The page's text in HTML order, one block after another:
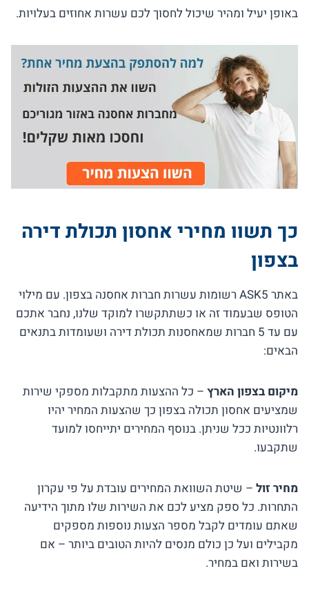
באופן יעיל ומהיר שיכול לחסוך לכם עשרות אחוזים בעלויות.
כך תשוו מחירי אחסון תכולת דירה
בצפון
באתר ASK5 רשומות עשרות חברות אחסנה בצפון. עם מילוי
הטופס שבעמוד זה או כשתתקשרו למוקד שלנו, נחבר אתכם
עם עד 5 חברות שמאחסנות תכולת דירה ושעומדות בתנאים
הבאים:
מיקום בצפון הארץ – כל ההצעות מתקבלות מספקי שירות
שמציעים אחסון תכולה בצפון כך שהצעות המחיר יהיו
רלוונטיות ככל שניתן. בנוסף המחירים יתייחסו למועד
שתקבעו.
מחיר זול – שיטת השוואת המחירים עובדת על פי עקרון
התחרות. כל ספק מציע לכם את השירות שלו מתוך הידיעה
שאתם עומדים לקבל מספר הצעות נוספות מספקים
מקבילים ועל כן כולם מנסים להיות הטובים ביותר – אם
בשירות ואם במחיר.